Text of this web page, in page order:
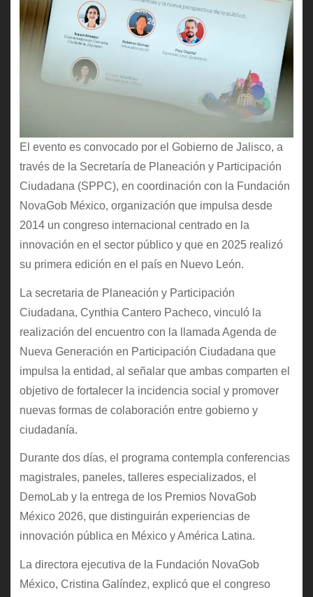
El evento es convocado por el Gobierno de Jalisco, a
través de la Secretaría de Planeación y Participación
Ciudadana (SPPC), en coordinación con la Fundación
NovaGob México, organización que impulsa desde
2014 un congreso internacional centrado en la
innovación en el sector público y que en 2025 realizó
su primera edición en el país en Nuevo León.
La secretaria de Planeación y Participación
Ciudadana, Cynthia Cantero Pacheco, vinculó la
realización del encuentro con la llamada Agenda de
Nueva Generación en Participación Ciudadana que
impulsa la entidad, al señalar que ambas comparten el
objetivo de fortalecer la incidencia social y promover
nuevas formas de colaboración entre gobierno y
ciudadanía.
Durante dos días, el programa contempla conferencias
magistrales, paneles, talleres especializados, el
DemoLab y la entrega de los Premios NovaGob
México 2026, que distinguirán experiencias de
innovación pública en México y América Latina.
La directora ejecutiva de la Fundación NovaGob
México, Cristina Galíndez, explicó que el congreso